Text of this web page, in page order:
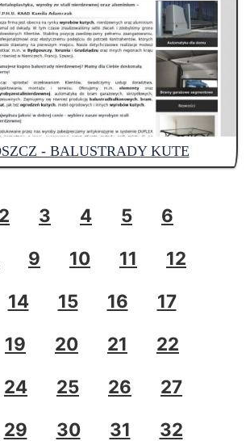
- BALUSTRADY KUTE
2 3 4 5
6
9 10 11
12
14 15 16
17
19 20 21
22
24 25 26
27
29 30 31
32